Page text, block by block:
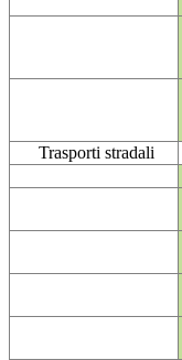
Trasporti stradali